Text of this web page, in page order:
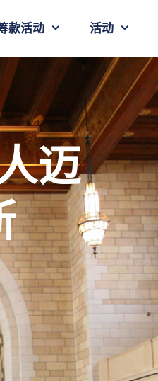
款活动 活动
迈